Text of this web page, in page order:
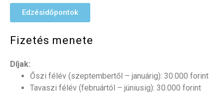
Edzésidőpontok
Fizetés menete
Díjak:
Őszi félév (szeptembertől – januárig): 30.000 forint
Tavaszi félév (februártól – júniusig): 30.000 forint